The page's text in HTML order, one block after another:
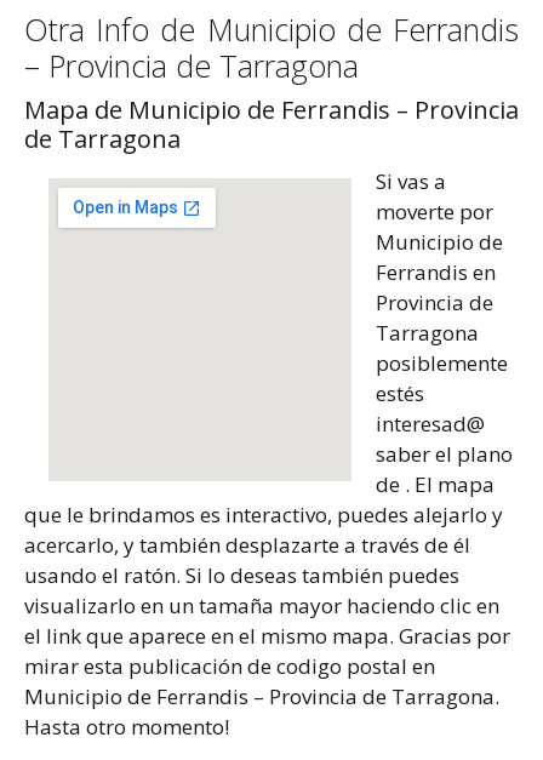
Otra Info de Municipio de Ferrandis
– Provincia de Tarragona
Mapa de Municipio de Ferrandis – Provincia
de Tarragona
Si vas a
moverte por
Municipio de
Ferrandis en
Provincia de
Tarragona
posiblemente
estés
interesad@
saber el plano
de . El mapa
que le brindamos es interactivo, puedes alejarlo y
acercarlo, y también desplazarte a través de él
usando el ratón. Si lo deseas también puedes
visualizarlo en un tamaña mayor haciendo clic en
el link que aparece en el mismo mapa. Gracias por
mirar esta publicación de codigo postal en
Municipio de Ferrandis – Provincia de Tarragona.
Hasta otro momento!